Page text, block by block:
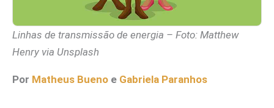
Linhas de transmissão de energia – Foto: Matthew
Henry via Unsplash
Por Matheus Bueno e Gabriela Paranhos